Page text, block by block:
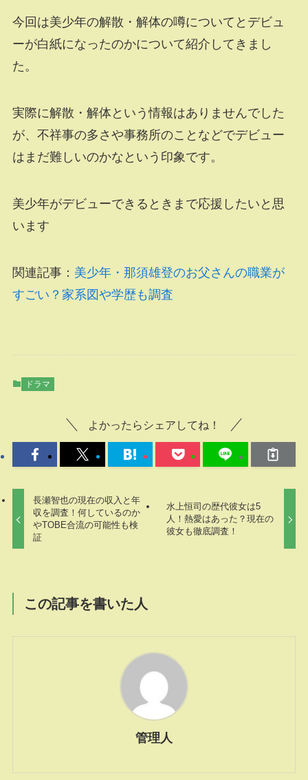
今回は美少年の解散・解体の噂についてとデビュ
ーが白紙になったのかについて紹介してきまし
た。
実際に解散・解体という情報はありませんでした
が、不祥事の多さや事務所のことなどでデビュー
はまだ難しいのかなという印象です。
美少年がデビューできるときまで応援したいと思
います
関連記事： 美少年・那須雄登のお父さんの職業が
すごい？家系図や学歴も調査
ドラマ
よかったらシェアしてね！
長瀬智也の現在の収入と年
収を調査！何しているのか
やTOBE合流の可能性も検
証
水上恒司の歴代彼女は5
人！熱愛はあった？現在の
彼女も徹底調査！
この記事を書いた人
管理人